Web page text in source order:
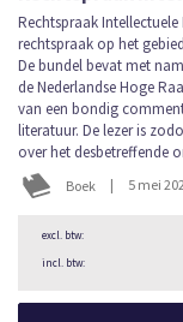
Rechtspraak
rechtspraak op het
De bundel bevat met
de Nederlandse Hoge
van een bondig
literatuur. De lezer is
over het desbetreffende
Boek | 5 mei